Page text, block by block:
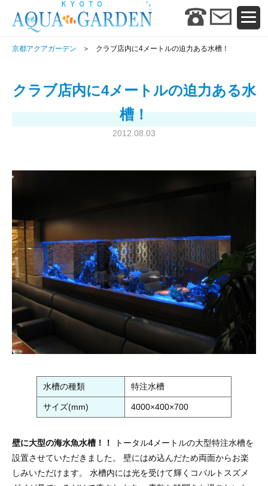
京都アクアガーデン クラブ店内に4メートルの迫力ある水槽！
クラブ店内に4メートルの迫力ある水
槽！
2012.08.03
水槽の種類 特注水槽
サイズ(mm) 4000×400×700
壁に大型の海水魚水槽！！
トータル4メートルの大型特注水槽を
設置させていただきました。 壁にはめ込んだため両面からお楽
しみいただけます。 水槽内には光を受けて輝くコバルトスズメ